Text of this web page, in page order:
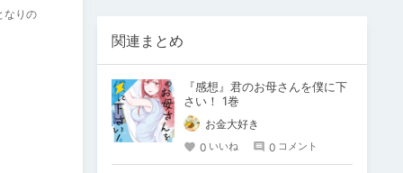
なりの
関連まとめ
『感想』君のお母さんを僕に下
さい！ 1巻
お金大好き
0 いいね 0 コメント